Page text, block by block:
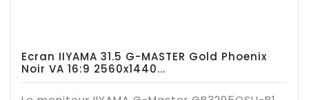
Ecran IIYAMA 31.5 G-MASTER Gold Phoenix
Noir VA 16:9 2560x1440...